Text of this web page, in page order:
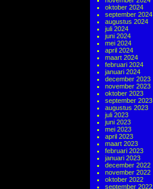
oktober 2024
september 2024
augustus 2024
juli 2024
juni 2024
mei 2024
april 2024
maart 2024
februari 2024
januari 2024
december 2023
november 2023
oktober 2023
september 2023
augustus 2023
juli 2023
juni 2023
mei 2023
april 2023
maart 2023
februari 2023
januari 2023
december 2022
november 2022
oktober 2022
september 2022